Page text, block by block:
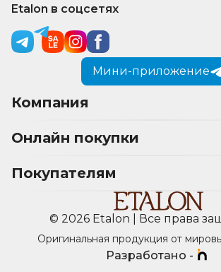
Etalon в соцсетях
Мини-приложение
Компания
Онлайн покупки
Покупателям
© 2026 Etalon | Все права
Оригинальная продукция от
Разработано -